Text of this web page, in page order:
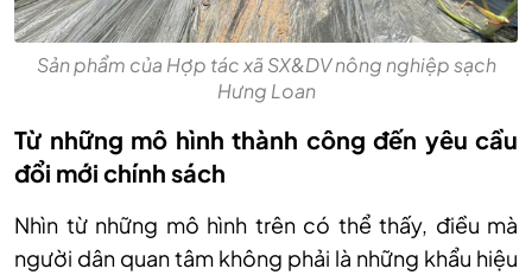
Sản phẩm của Hợp tác xã SX&DV nông nghiệp sạch
Hưng Loan
Từ những mô hình thành công đến yêu cầu
đổi mới chính sách
Nhìn từ những mô hình trên có thể thấy, điều mà
người dân quan tâm không phải là những khẩu hiệu